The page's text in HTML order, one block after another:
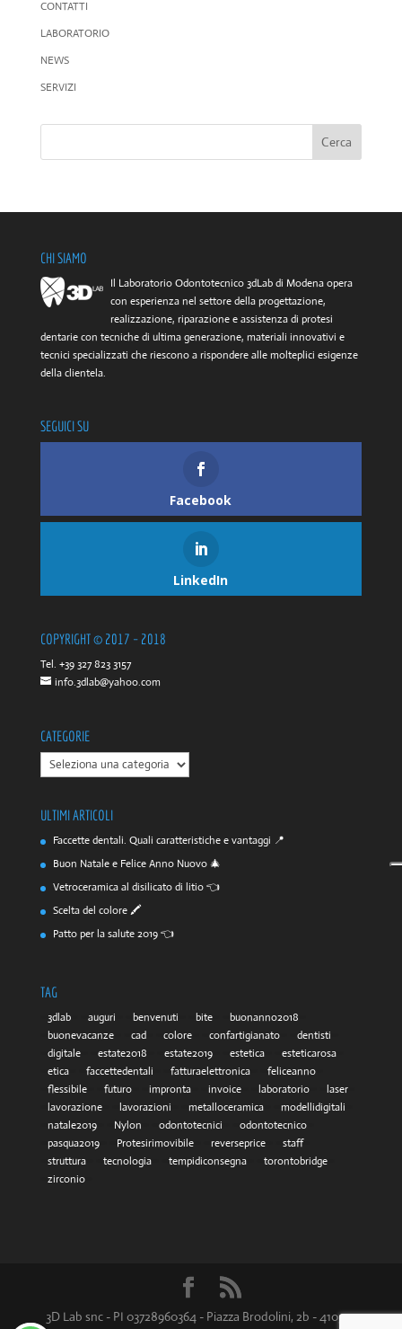
CONTATTI
LABORATORIO
NEWS
SERVIZI
CHI SIAMO
Il Laboratorio Odontotecnico 3dLab di Modena opera
con esperienza nel settore della progettazione,
realizzazione, riparazione e assistenza di protesi
dentarie con tecniche di ultima generazione, materiali innovativi e
tecnici specializzati che riescono a rispondere alle molteplici esigenze
della clientela.
SEGUICI SU
Facebook
LinkedIn
COPYRIGHT © 2017 – 2018
Tel. +39 327 823 3157
info.3dlab@yahoo.com
CATEGORIE
CATEGORIE
ULTIMI ARTICOLI
Faccette dentali. Quali caratteristiche e vantaggi 📍
Buon Natale e Felice Anno Nuovo 🎄
Vetroceramica al disilicato di litio 👈
Scelta del colore 🖍️
Patto per la salute 2019 👈
TAG
3dlab auguri benvenuti bite
buonanno2018
buonevacanze
cad colore confartigianato
dentisti
digitale
estate2018 estate2019 estetica
esteticarosa
etica
faccettedentali fatturaelettronica
feliceanno
flessibile
futuro impronta invoice laboratorio
laser
lavorazione
lavorazioni metalloceramica
modellidigitali
natale2019
Nylon odontotecnici
odontotecnico
pasqua2019
Protesirimovibile reverseprice
staff
struttura
tecnologia tempidiconsegna
torontobridge
zirconio
3D Lab snc - PI 03728960364 - Piazza Brodolini, 2b - 41051 -